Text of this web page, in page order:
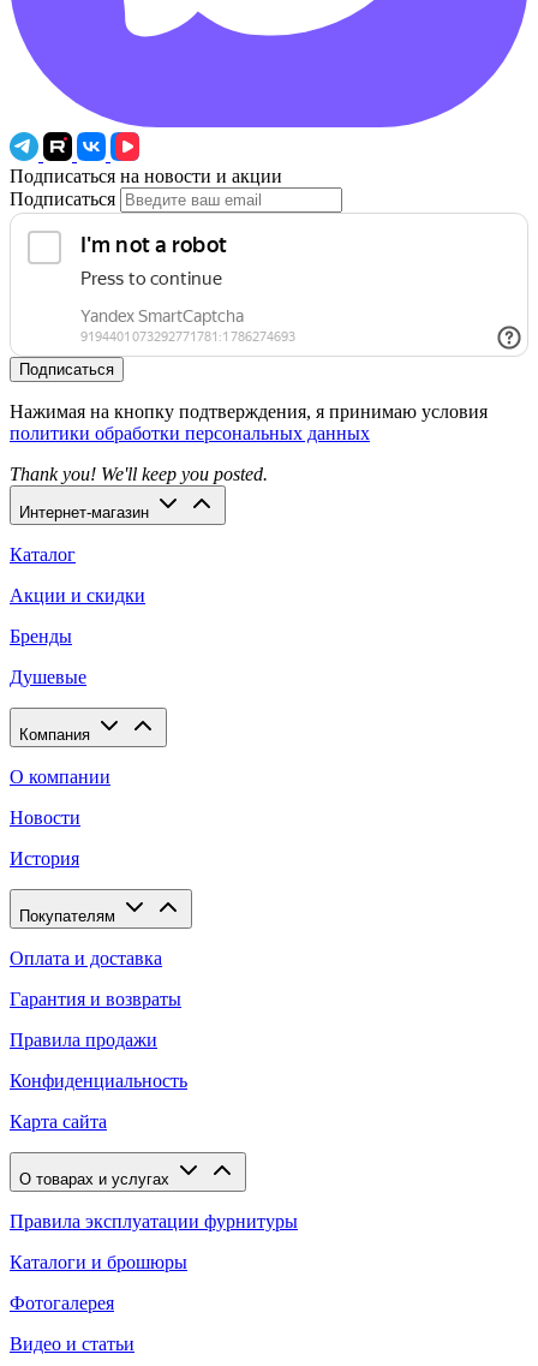
Подписаться на новости и акции
Подписаться
Подписаться
Нажимая на кнопку подтверждения, я принимаю условия
политики обработки персональных данных
Thank you! We'll keep you posted.
Интернет-магазин
Каталог
Акции и скидки
Бренды
Душевые
Компания
О компании
Новости
История
Покупателям
Оплата и доставка
Гарантия и возвраты
Правила продажи
Конфиденциальность
Карта сайта
О товарах и услугах
Правила эксплуатации фурнитуры
Каталоги и брошюры
Фотогалерея
Видео и статьи